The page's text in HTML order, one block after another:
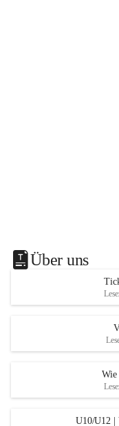
Über uns
Wie
U10/U12 |